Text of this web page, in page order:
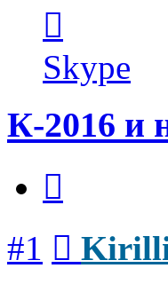
пользователя
Kirilliq
Skype
К-2016 и
#1